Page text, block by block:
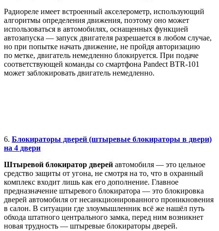
Радиореле имеет встроенный акселерометр, использующий
алгоритмы определения движения, поэтому оно может
использоваться в автомобилях, оснащенных функцией
автозапуска — запуск двигателя разрешается в любом случае,
но при попытке начать движение, не пройдя авторизацию
по метке, двигатель немедленно блокируется. При подаче
соответствующей команды со смартфона Pandect BTR-101
может заблокировать двигатель немедленно.
6. Блокираторы дверей (штыревые блокираторы в двери)
на 4 двери
Штыревой блокиратор дверей автомобиля — это цельное
средство защиты от угона, не смотря на то, что в охранный
комплекс входит лишь как его дополнение. Главное
предназначение штыревого блокиратора — это блокировка
дверей автомобиля от несанкционированного проникновения
в салон. В ситуации где злоумышленник всё же нашёл путь
обхода штатного центрального замка, перед ним возникнет
новая трудность — штыревые блокираторы дверей.